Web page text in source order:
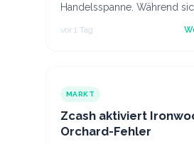
Handelsspanne. Während
vor 1 Tag
MARKT
Zcash aktiviert
Orchard-Fehler